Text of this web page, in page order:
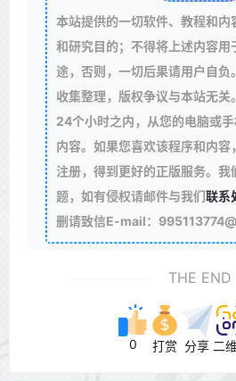
本站提供的一切软件、教程和内
和研究目的；不得将上述内容用
途，否则，一切后果请用户自负
收集整理，版权争议与本站无关
24个小时之内，从您的电脑或
内容。如果您喜欢该程序和内容
注册，得到更好的正版服务。我
题，如有侵权请邮件与我们联系
删请致信E-mail：
THE END
0 打赏 分享 二